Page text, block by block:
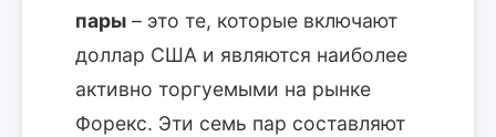
пары – это те, которые включают
доллар США и являются наиболее
активно торгуемыми на рынке
Форекс. Эти семь пар составляют